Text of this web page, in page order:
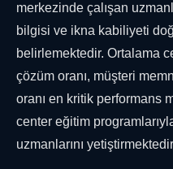
merkezinde çalışan
bilgisi ve ikna kabiliyeti
belirlemektedir. Ortalama
çözüm oranı, müşteri
oranı en kritik performans
center eğitim
uzmanlarını